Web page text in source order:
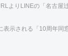
より LINEの「名古屋
表示される「 10周年同